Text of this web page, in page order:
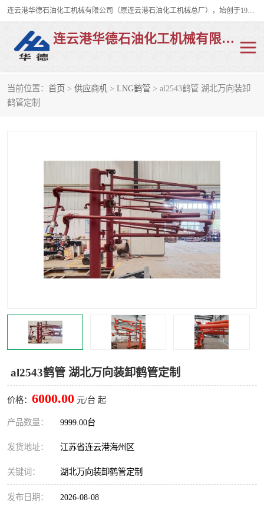
连云港华德石油化工机械有限公司（原连云港石油化工机械总厂），始创于1982年，是从事码头船用流体装卸臂、陆用流体装卸臂（鹤管）、活动梯、钢构平台、定量装车系统等全系列流体装卸设备的设计、制造、销售以及服务的专业供应商。
连云港华德石油化工机械有限公司
当前位置： 首页 > 供应商机 > LNG鹤管 > al2543鹤管 湖北万向装卸
鹤管定制
al2543鹤管 湖北万向装卸鹤管定制
价格： 6000.00 元/台 起
产品数量： 9999.00台
发货地址： 江苏省连云港海州区
关键词： 湖北万向装卸鹤管定制
发布日期： 2026-08-08
陆用流体装卸臂
LNG鹤管 活动梯
平台栈桥 卸车鹤管
装车鹤管 输油臂
紧急脱离干式接头 火车鹤管
汽车鹤管 顶部鹤管
浮动出油装置 鹤管